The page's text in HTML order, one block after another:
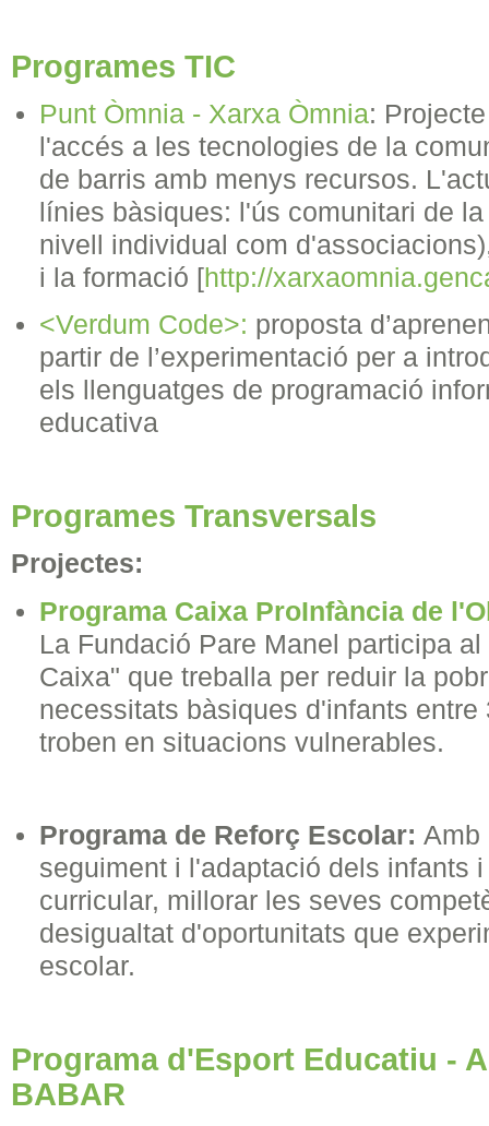
Programes TIC
Punt Òmnia - Xarxa Òmnia:
l'accés a les tecnologies de la
de barris amb menys recursos.
línies bàsiques: l'ús comunitari de
nivell individual com
i la formació [http://
<Verdum Code>: proposta
partir de l’experimentació per a
els llenguatges de programació
educativa
Programes Transversals
Projectes:
Programa Caixa ProInfància de
La Fundació Pare Manel participa
Caixa" que treballa per reduir la
necessitats bàsiques d'infants
troben en situacions vulnerables.
Programa de Reforç Escolar:Amb
seguiment i l'adaptació dels infants
curricular, millorar les seves
desigualtat d'oportunitats que
escolar.
Programa d'Esport Educatiu -
BABAR